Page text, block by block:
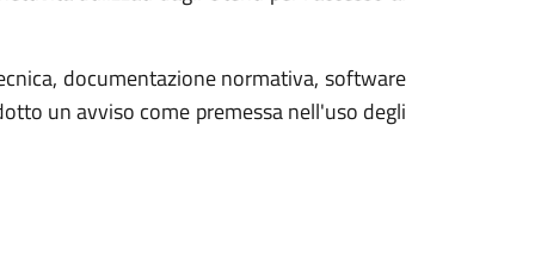
documentazione normativa, software
un avviso come premessa nell'uso degli